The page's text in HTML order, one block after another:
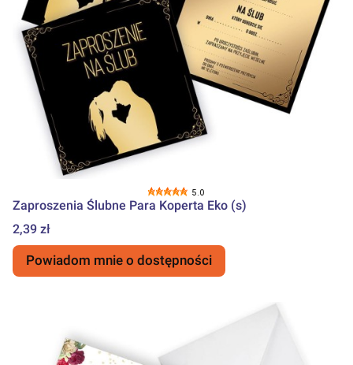
5.0
Zaproszenia Ślubne Para Koperta Eko (s)
Cena
2,39 zł
Powiadom mnie o dostępności